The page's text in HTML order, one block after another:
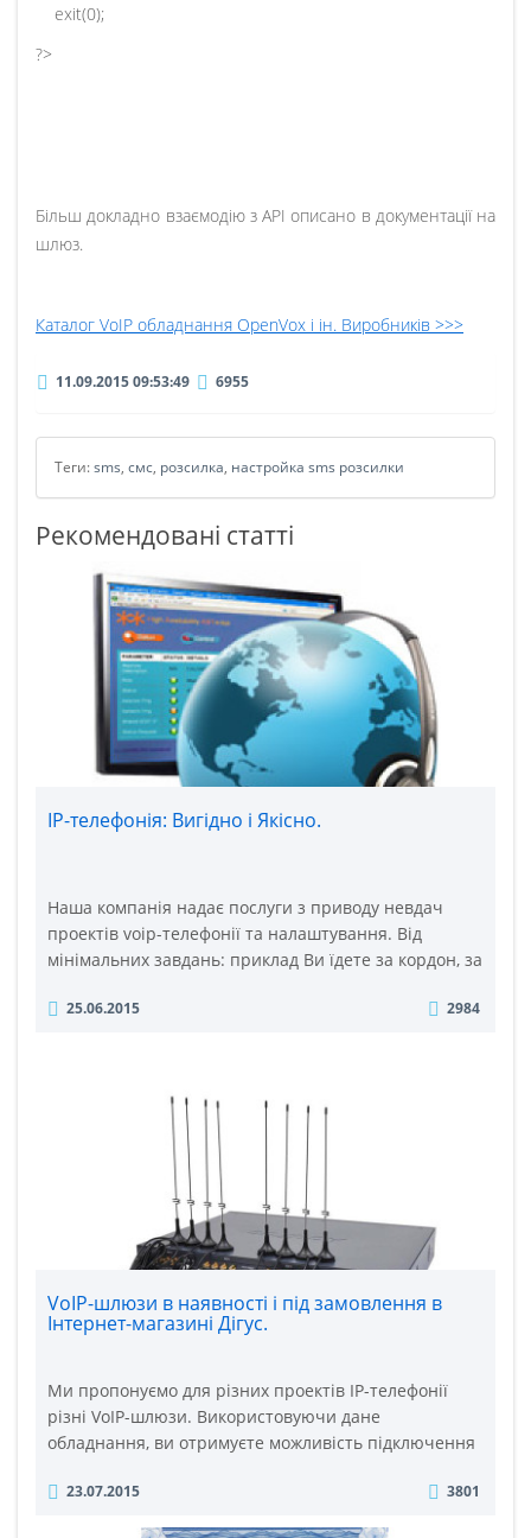
exit(0);
?>
Більш докладно взаємодію з API описано в документації на
шлюз.
Каталог VoIP обладнання OpenVox і ін. Виробників >>>
11.09.2015 09:53:49 6955
Теги:sms, смс, розсилка, настройка sms розсилки
Рекомендовані статті
IP-телефонія: Вигідно і Якісно.
Наша компанія надає послуги з приводу невдач
проектів voip-телефонії та налаштування. Від
мінімальних завдань: приклад Ви їдете за кордон, за
номер продовжує працювати в будь-якій частині
встановлюється спеціа..
25.06.2015 2984
VoIP-шлюзи в наявності і під замовлення в
Інтернет-магазині Дігус.
Ми пропонуємо для різних проектів IP-телефонії
різні VoIP-шлюзи. Використовуючи дане
обладнання, ви отримуєте можливість підключення
АТС до IP-мережі. Головне призначення voip шлюзів
23.07.2015 3801